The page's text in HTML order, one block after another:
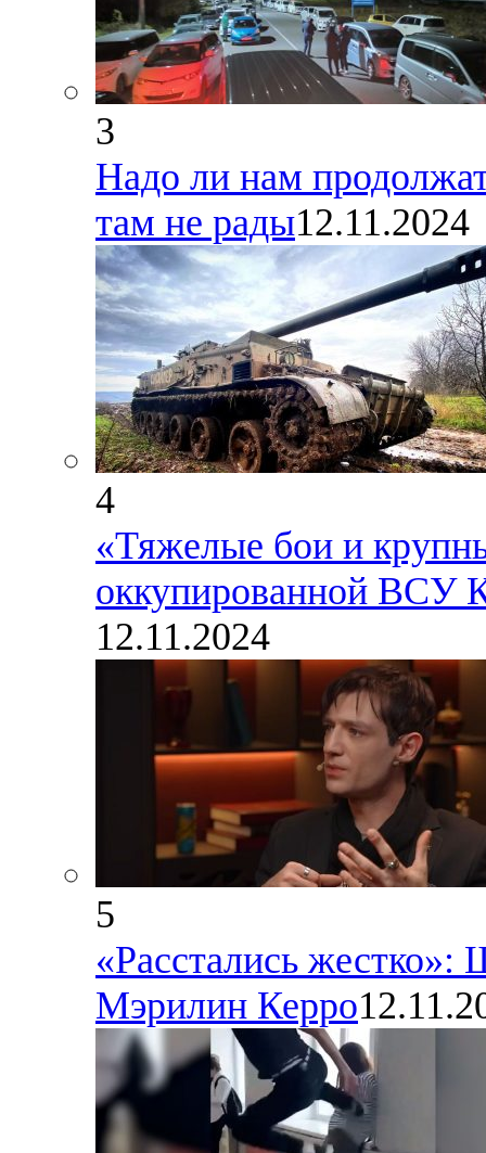
3
Надо ли нам
там не рады12.11.2024
4
«Тяжелые бои и
оккупированной ВСУ
12.11.2024
5
«Расстались
Мэрилин Керро